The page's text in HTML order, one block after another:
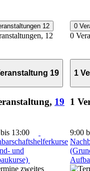
12
12
0
0
19
19
bis 13:00
und
1
1
9:00